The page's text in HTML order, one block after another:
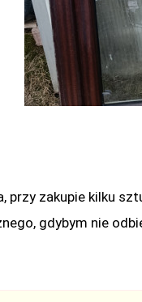
zakupie kilku
gdybym nie